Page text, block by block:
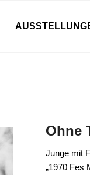
Ohne
Junge mit
„1970 Fes